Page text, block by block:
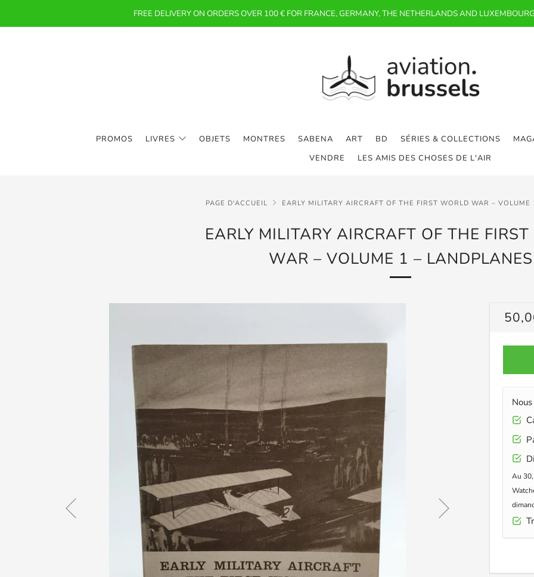
FREE DELIVERY ON ORDERS OVER 100 € FOR FRANCE, GERMANY, THE NETHERLANDS AND
PROMOS LIVRES OBJETS MONTRES SABENA ART BD SÉRIES & COLLECTIONS
VENDRE
LES AMIS DES CHOSES DE L'AIR
PAGE D'ACCUEIL EARLY MILITARY AIRCRAFT OF THE FIRST WORLD WAR – VOLUME
EARLY MILITARY AIRCRAFT OF THE
WAR – VOLUME 1 – LANDPLANES
PRIX
Au